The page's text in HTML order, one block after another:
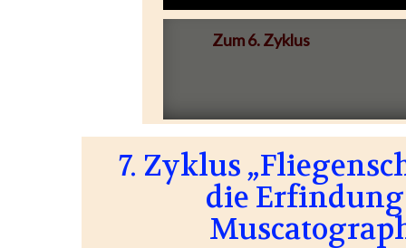
Zum 6. Zyklus
7. Zyklus
die